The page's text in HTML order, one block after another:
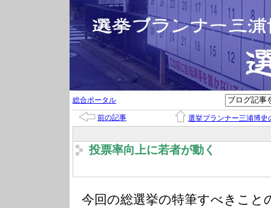
総合ポータル
前の記事 選挙プランナー三浦博史
投票率向上に若者が動く
今回の総選挙の特筆すべきこと